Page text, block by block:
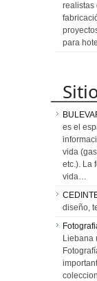
realistas
para
es el
vida
etc.). La
vida…
diseño,
Liebana